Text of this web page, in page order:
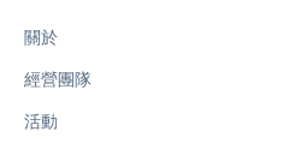
關於
經營團隊
活動